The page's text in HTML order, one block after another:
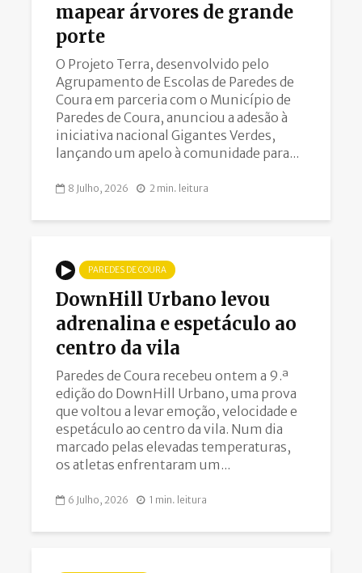
mapear árvores de grande
porte
O Projeto Terra, desenvolvido pelo
Agrupamento de Escolas de Paredes de
Coura em parceria com o Município de
Paredes de Coura, anunciou a adesão à
iniciativa nacional Gigantes Verdes,
lançando um apelo à comunidade para...
8 Julho, 2026 2 min. leitura
PAREDES DE COURA
DownHill Urbano levou
adrenalina e espetáculo ao
centro da vila
Paredes de Coura recebeu ontem a 9.ª
edição do DownHill Urbano, uma prova
que voltou a levar emoção, velocidade e
espetáculo ao centro da vila. Num dia
marcado pelas elevadas temperaturas,
os atletas enfrentaram um...
6 Julho, 2026 1 min. leitura